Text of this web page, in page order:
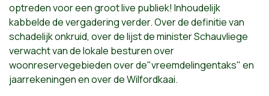
optreden voor een groot live publiek! Inhoudelijk
kabbelde de vergadering verder. Over de definitie van
schadelijk onkruid, over de lijst de minister Schauvliege
verwacht van de lokale besturen over
woonreservegebieden over de"vreemdelingentaks" en
jaarrekeningen en over de Wilfordkaai.